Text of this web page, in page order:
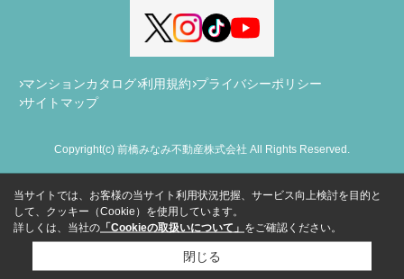
マンションカタログ 利用規約 プライバシーポリシー
サイトマップ
Copyright(c) 前橋みなみ不動産株式会社 All Rights Reserved.
当サイトでは、お客様の当サイト利用状況把握、サービス向上検討を目的と
して、クッキー（Cookie）を使用しています。
詳しくは、当社の 「Cookieの取扱いについて」 をご確認ください。
閉じる